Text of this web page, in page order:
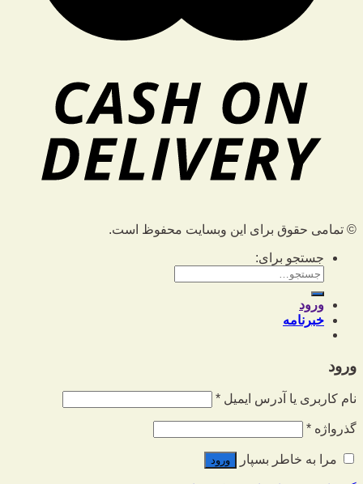
© تمامی حقوق برای این وبسایت محفوظ است.
جستجو برای:
ورود
خبرنامه
ورود
نام کاربری یا آدرس ایمیل *
گذرواژه *
مرا به خاطر بسپار ورود